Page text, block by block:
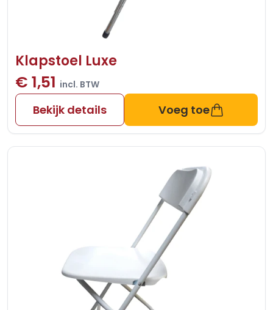
Klapstoel Luxe
€ 1,51 incl. BTW
Bekijk details Voeg toe